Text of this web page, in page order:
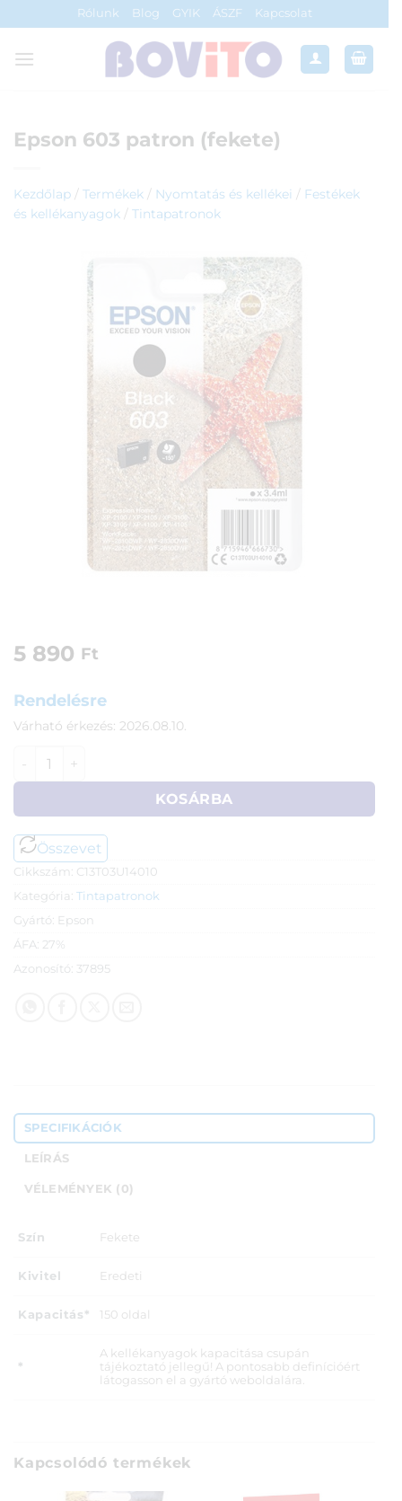
to
content
Rólunk Blog GYIK ÁSZF Kapcsolat
Epson 603 patron (fekete)
Kezdőlap / Termékek / Nyomtatás és kellékei / Festékek
és kellékanyagok / Tintapatronok
5 890 Ft
Rendelésre
Várható érkezés: 2026.08.10.
KOSÁRBA
Összevet
Cikkszám: C13T03U14010
Kategória: Tintapatronok
Gyártó: Epson
ÁFA: 27%
Azonosító: 37895
SPECIFIKÁCIÓK
LEÍRÁS
VÉLEMÉNYEK (0)
Szín Fekete
Kivitel Eredeti
Kapacitás* 150 oldal
*
A kellékanyagok kapacitása csupán
tájékoztató jellegű! A pontosabb definícióért
látogasson el a gyártó weboldalára.
Kapcsolódó termékek